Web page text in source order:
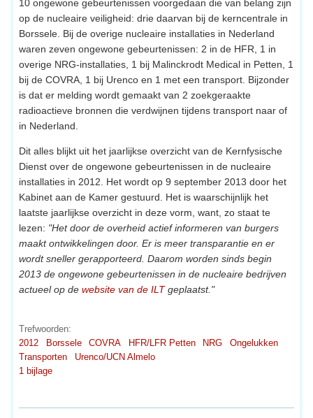
10 ongewone gebeurtenissen voorgedaan die van belang zijn
op de nucleaire veiligheid: drie daarvan bij de kerncentrale in
Borssele. Bij de overige nucleaire installaties in Nederland
waren zeven ongewone gebeurtenissen: 2 in de HFR, 1 in
overige NRG-installaties, 1 bij Malinckrodt Medical in Petten, 1
bij de COVRA, 1 bij Urenco en 1 met een transport. Bijzonder
is dat er melding wordt gemaakt van 2 zoekgeraakte
radioactieve bronnen die verdwijnen tijdens transport naar of
in Nederland.
Dit alles blijkt uit het jaarlijkse overzicht van de Kernfysische
Dienst over de ongewone gebeurtenissen in de nucleaire
installaties in 2012. Het wordt op 9 september 2013 door het
Kabinet aan de Kamer gestuurd. Het is waarschijnlijk het
laatste jaarlijkse overzicht in deze vorm, want, zo staat te
lezen: "Het door de overheid actief informeren van burgers
maakt ontwikkelingen door. Er is meer transparantie en er
wordt sneller gerapporteerd. Daarom worden sinds begin
2013 de ongewone gebeurtenissen in de nucleaire bedrijven
actueel op de website van de ILTgeplaatst."
Trefwoorden:
2012
Borssele COVRA HFR/LFR Petten NRG
Ongelukken
Transporten
Urenco/UCN Almelo
1 bijlage